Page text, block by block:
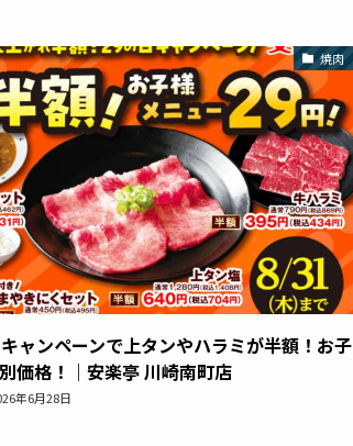
焼肉
ャンペーンで上タンやハラミが半額！お子
価格！｜安楽亭 川崎南町店
年6月28日